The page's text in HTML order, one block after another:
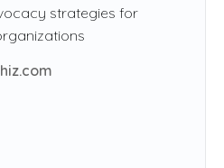
strategies for